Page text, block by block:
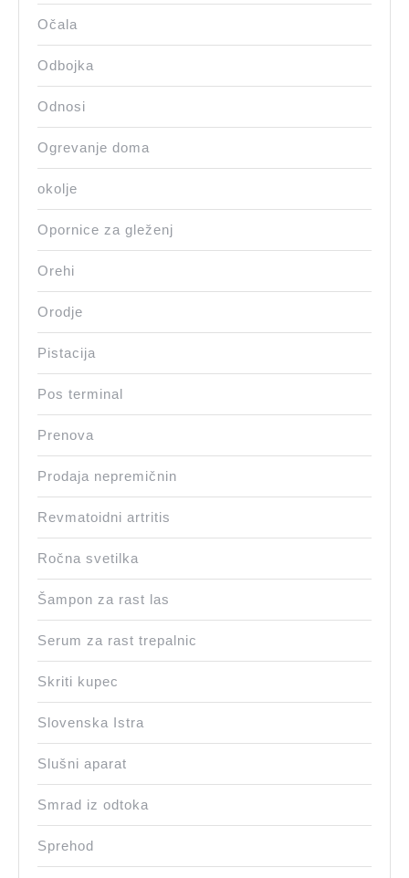
Očala
Odbojka
Odnosi
Ogrevanje doma
okolje
Opornice za gleženj
Orehi
Orodje
Pistacija
Pos terminal
Prenova
Prodaja nepremičnin
Revmatoidni artritis
Ročna svetilka
Šampon za rast las
Serum za rast trepalnic
Skriti kupec
Slovenska Istra
Slušni aparat
Smrad iz odtoka
Sprehod